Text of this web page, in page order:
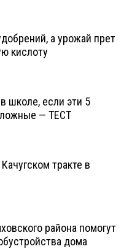
а урожай прет
кислоту
школе, если эти 5
— ТЕСТ
тракте в
района помогут
дома